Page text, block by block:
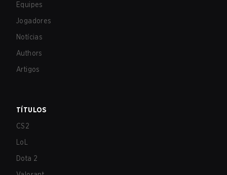
Equipes
Jogadores
Notícias
Authors
Artigos
TÍTULOS
CS2
LoL
Dota 2